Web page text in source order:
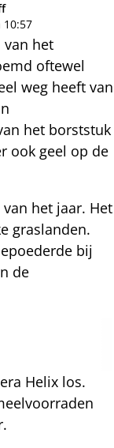
10:57
van het
oftewel
weg heeft van
het borststuk
ook geel op de
het jaar. Het
graslanden.
bij
de
Helix los.